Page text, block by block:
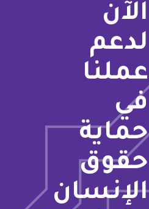
الآن
لدعم
عملنا
في
حماية
حقوق
الإنسان